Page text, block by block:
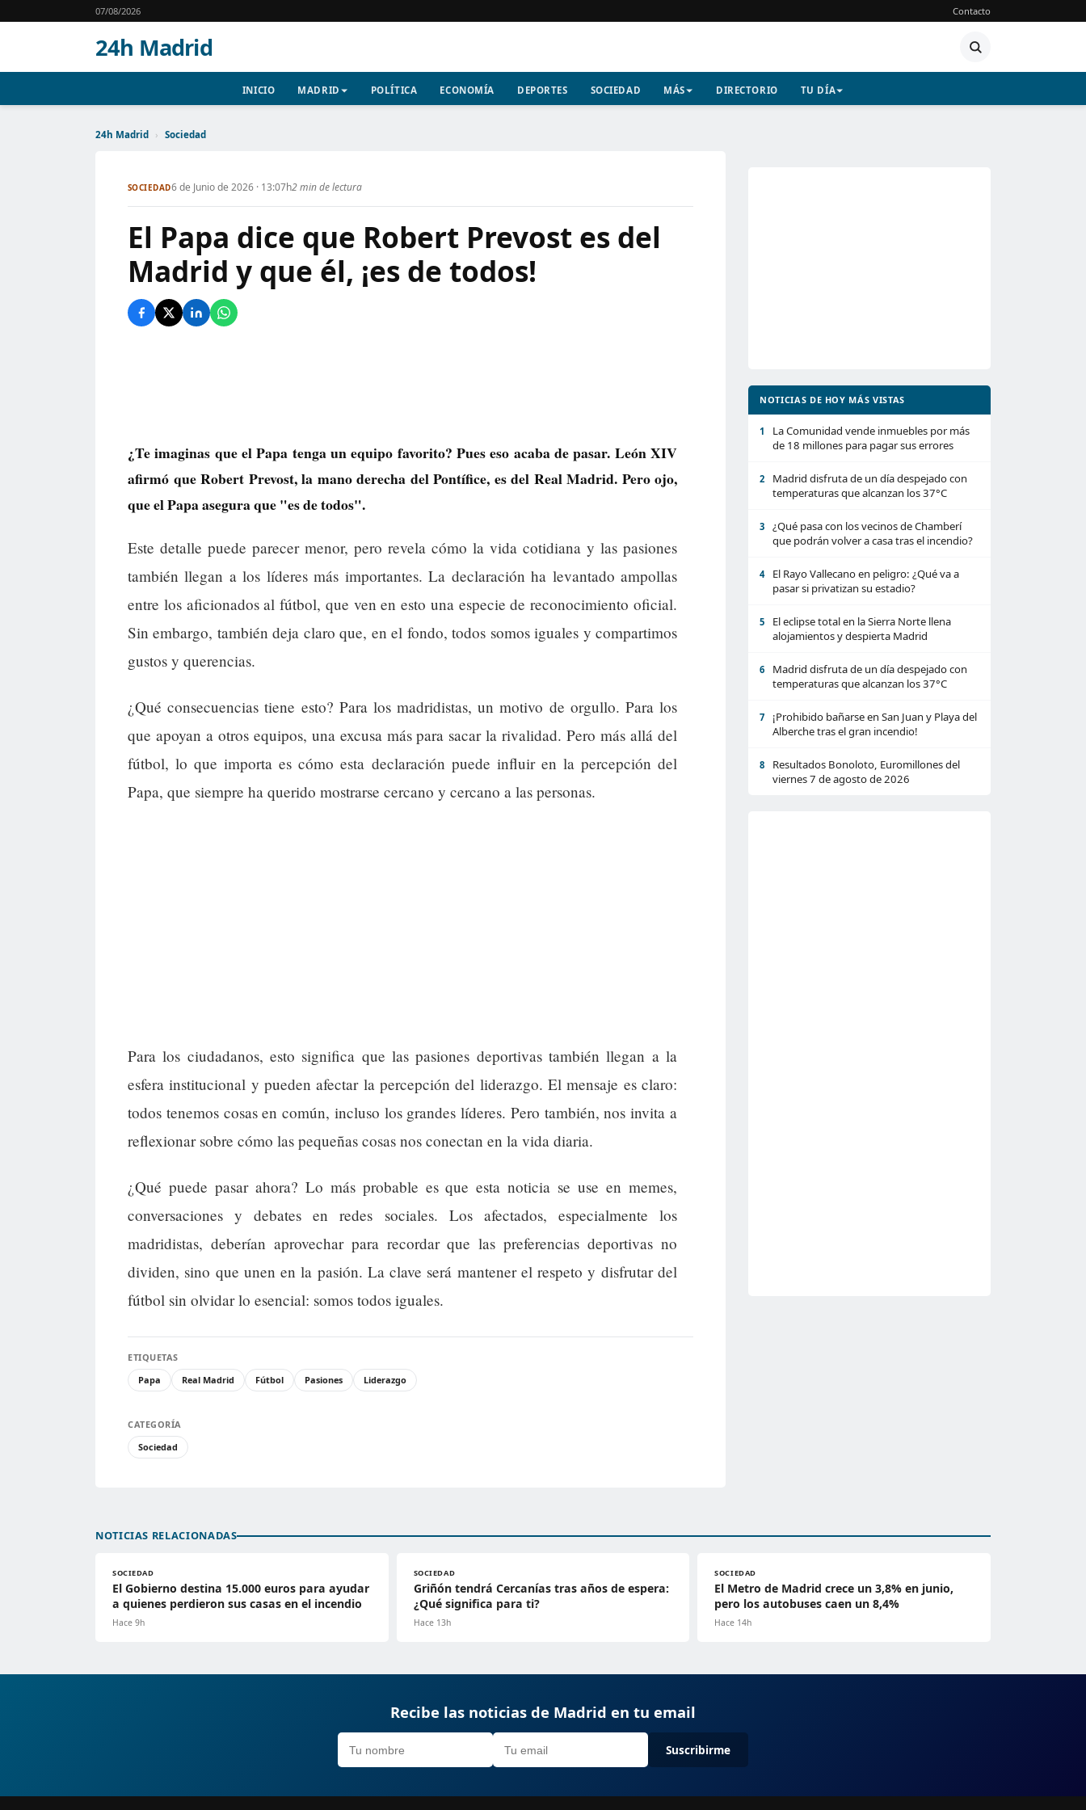
07/08/2026 Contacto
24h Madrid
INICIO MADRID POLÍTICA ECONOMÍA DEPORTES SOCIEDAD MÁS DIRECTORIO TU DÍA
24h Madrid › Sociedad
SOCIEDAD6 de Junio de 2026 · 13:07h2 min de lectura
El Papa dice que Robert Prevost es del
Madrid y que él, ¡es de todos!
¿Te imaginas que el Papa tenga un equipo favorito? Pues eso acaba de pasar. León XIV
afirmó que Robert Prevost, la mano derecha del Pontífice, es del Real Madrid. Pero ojo,
que el Papa asegura que "es de todos".
Este detalle puede parecer menor, pero revela cómo la vida cotidiana y las pasiones
también llegan a los líderes más importantes. La declaración ha levantado ampollas
entre los aficionados al fútbol, que ven en esto una especie de reconocimiento oficial.
Sin embargo, también deja claro que, en el fondo, todos somos iguales y compartimos
gustos y querencias.
¿Qué consecuencias tiene esto? Para los madridistas, un motivo de orgullo. Para los
que apoyan a otros equipos, una excusa más para sacar la rivalidad. Pero más allá del
fútbol, lo que importa es cómo esta declaración puede influir en la percepción del
Papa, que siempre ha querido mostrarse cercano y cercano a las personas.
Para los ciudadanos, esto significa que las pasiones deportivas también llegan a la
esfera institucional y pueden afectar la percepción del liderazgo. El mensaje es claro:
todos tenemos cosas en común, incluso los grandes líderes. Pero también, nos invita a
reflexionar sobre cómo las pequeñas cosas nos conectan en la vida diaria.
¿Qué puede pasar ahora? Lo más probable es que esta noticia se use en memes,
conversaciones y debates en redes sociales. Los afectados, especialmente los
madridistas, deberían aprovechar para recordar que las preferencias deportivas no
dividen, sino que unen en la pasión. La clave será mantener el respeto y disfrutar del
fútbol sin olvidar lo esencial: somos todos iguales.
ETIQUETAS
Papa
Real Madrid Fútbol Pasiones Liderazgo
CATEGORÍA
Sociedad
NOTICIAS DE HOY MÁS VISTAS
1
La Comunidad vende inmuebles por más
de 18 millones para pagar sus errores
2
Madrid disfruta de un día despejado con
temperaturas que alcanzan los 37°C
3
¿Qué pasa con los vecinos de Chamberí
que podrán volver a casa tras el incendio?
4
El Rayo Vallecano en peligro: ¿Qué va a
pasar si privatizan su estadio?
5
El eclipse total en la Sierra Norte llena
alojamientos y despierta Madrid
6
Madrid disfruta de un día despejado con
temperaturas que alcanzan los 37°C
7
¡Prohibido bañarse en San Juan y Playa del
Alberche tras el gran incendio!
8
Resultados Bonoloto, Euromillones del
viernes 7 de agosto de 2026
NOTICIAS RELACIONADAS
SOCIEDAD
El Gobierno destina 15.000 euros para ayudar
a quienes perdieron sus casas en el incendio
Hace 9h
SOCIEDAD
Griñón tendrá Cercanías tras años de espera:
¿Qué significa para ti?
Hace 13h
SOCIEDAD
El Metro de Madrid crece un 3,8% en junio,
pero los autobuses caen un 8,4%
Hace 14h
Recibe las noticias de Madrid en tu email
Suscribirme